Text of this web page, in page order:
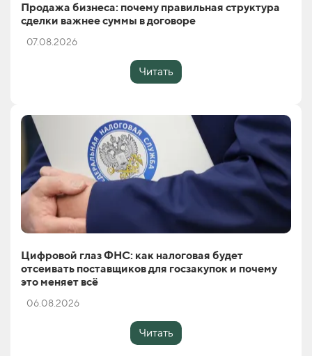
Продажа бизнеса: почему правильная структура
сделки важнее суммы в договоре
07.08.2026
Читать
Цифровой глаз ФНС: как налоговая будет
отсеивать поставщиков для госзакупок и почему
это меняет всё
06.08.2026
Читать